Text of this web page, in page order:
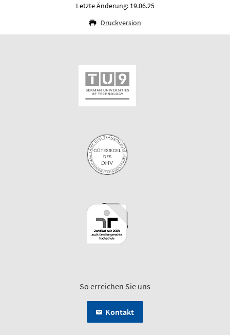
Letzte Änderung: 19.06.25
Druckversion
So erreichen Sie uns
Kontakt